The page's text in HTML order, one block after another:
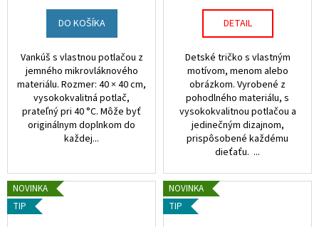
DO KOŠÍKA
Vankúš s vlastnou potlačou z
jemného mikrovláknového
materiálu. Rozmer: 40 × 40 cm,
vysokokvalitná potlač,
prateľný pri 40 °C. Môže byť
originálnym doplnkom do
každej...
DETAIL
Detské tričko s vlastným
motívom, menom alebo
obrázkom. Vyrobené z
pohodlného materiálu, s
vysokokvalitnou potlačou a
jedinečným dizajnom,
prispôsobené každému
dieťaťu. ...
NOVINKA
TIP
NOVINKA
TIP